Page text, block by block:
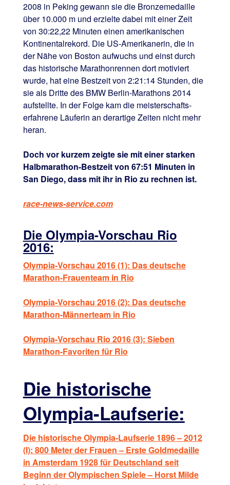
2008 in Peking gewann sie die Bronzemedaille
über 10.000 m und erzielte dabei mit einer Zeit
von 30:22,22 Minuten einen amerikanischen
Kontinentalrekord. Die US-Amerikanerin, die in
der Nähe von Boston aufwuchs und einst durch
das historische Marathonrennen dort motiviert
wurde, hat eine Bestzeit von 2:21:14 Stunden, die
sie als Dritte des BMW Berlin-Marathons 2014
aufstellte. In der Folge kam die meisterschafts-
erfahrene Läuferin an derartige Zeiten nicht mehr
heran.
Doch vor kurzem zeigte sie mit einer starken
Halbmarathon-Bestzeit von 67:51 Minuten in
San Diego, dass mit ihr in Rio zu rechnen ist.
race-news-service.com
Die Olympia-Vorschau Rio
2016:
Olympia-Vorschau 2016 (1): Das deutsche
Marathon-Frauenteam in Rio
Olympia-Vorschau 2016 (2): Das deutsche
Marathon-Männerteam in Rio
Olympia-Vorschau Rio 2016 (3): Sieben
Marathon-Favoriten für Rio
Die historische
Olympia-Laufserie:
Die historische Olympia-Laufserie 1896 – 2012
(I): 800 Meter der Frauen – Erste Goldmedaille
in Amsterdam 1928 für Deutschland seit
Beginn der Olympischen Spiele – Horst Milde